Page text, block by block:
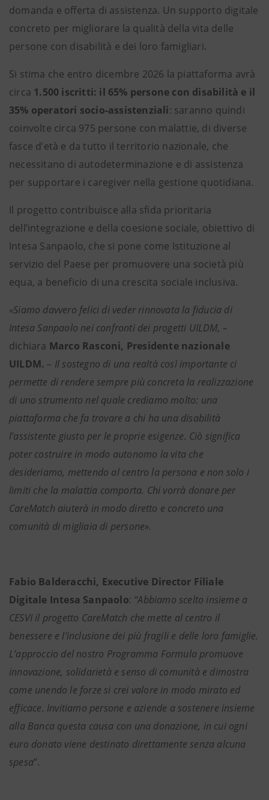
domanda e offerta di assistenza. Un supporto digitale
concreto per migliorare la qualità della vita delle
persone con disabilità e dei loro famigliari.
Si stima che entro dicembre 2026 la piattaforma avrà
circa 1.500 iscritti: il 65% persone con disabilità e il
35% operatori socio-assistenziali: saranno quindi
coinvolte circa 975 persone con malattie, di diverse
fasce d’età e da tutto il territorio nazionale, che
necessitano di autodeterminazione e di assistenza
per supportare i caregiver nella gestione quotidiana.
Il progetto contribuisce alla sfida prioritaria
dell’integrazione e della coesione sociale, obiettivo di
Intesa Sanpaolo, che si pone come Istituzione al
servizio del Paese per promuovere una società più
equa, a beneficio di una crescita sociale inclusiva.
«Siamo davvero felici di veder rinnovata la fiducia di
Intesa Sanpaolo nei confronti dei progetti UILDM, –
dichiara Marco Rasconi, Presidente nazionale
UILDM. – Il sostegno di una realtà così importante ci
permette di rendere sempre più concreta la realizzazione
di uno strumento nel quale crediamo molto: una
piattaforma che fa trovare a chi ha una disabilità
l’assistente giusto per le proprie esigenze. Ciò significa
poter costruire in modo autonomo la vita che
desideriamo, mettendo al centro la persona e non solo i
limiti che la malattia comporta. Chi vorrà donare per
CareMatch aiuterà in modo diretto e concreto una
comunità di migliaia di persone».
Fabio Balderacchi, Executive Director Filiale
Digitale Intesa Sanpaolo: “Abbiamo scelto insieme a
CESVI il progetto CareMatch che mette al centro il
benessere e l’inclusione dei più fragili e delle loro famiglie.
L’approccio del nostro Programma Formula promuove
innovazione, solidarietà e senso di comunità e dimostra
come unendo le forze si crei valore in modo mirato ed
efficace. Invitiamo persone e aziende a sostenere insieme
alla Banca questa causa con una donazione, in cui ogni
euro donato viene destinato direttamente senza alcuna
spesa”.